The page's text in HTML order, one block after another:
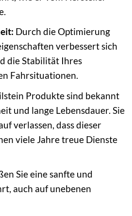
Durch die Optimierung
verbessert sich
die Stabilität Ihres
Fahrsituationen.
Produkte sind bekannt
und lange Lebensdauer. Sie
verlassen, dass dieser
viele Jahre treue Dienste
Sie eine sanfte und
auch auf unebenen